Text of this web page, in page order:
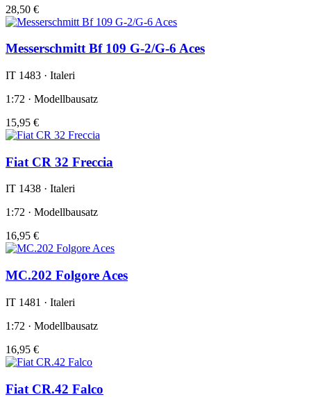
28,50 €
Messerschmitt Bf 109 G-2/G-6 Aces
IT 1483 · Italeri
1:72 · Modellbausatz
15,95 €
Fiat CR 32 Freccia
IT 1438 · Italeri
1:72 · Modellbausatz
16,95 €
MC.202 Folgore Aces
IT 1481 · Italeri
1:72 · Modellbausatz
16,95 €
Fiat CR.42 Falco